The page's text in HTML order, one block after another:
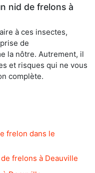
nid de frelons à
à ces insectes,
de
la nôtre. Autrement, il
et risques qui ne vous
complète.
frelon dans le
frelons à Deauville